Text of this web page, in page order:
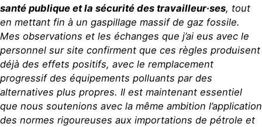
santé publique et la sécurité des travailleur·ses, tout
en mettant fin à un gaspillage massif de gaz fossile.
Mes observations et les échanges que j’ai eus avec le
personnel sur site confirment que ces règles produisent
déjà des effets positifs, avec le remplacement
progressif des équipements polluants par des
alternatives plus propres. Il est maintenant essentiel
que nous soutenions avec la même ambition l’application
des normes rigoureuses aux importations de pétrole et